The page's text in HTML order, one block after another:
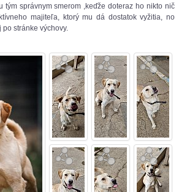
tým správnym smerom ,keďže doteraz ho nikto nič
majiteľa, ktorý mu dá dostatok vyžitia, no
stránke výchovy.